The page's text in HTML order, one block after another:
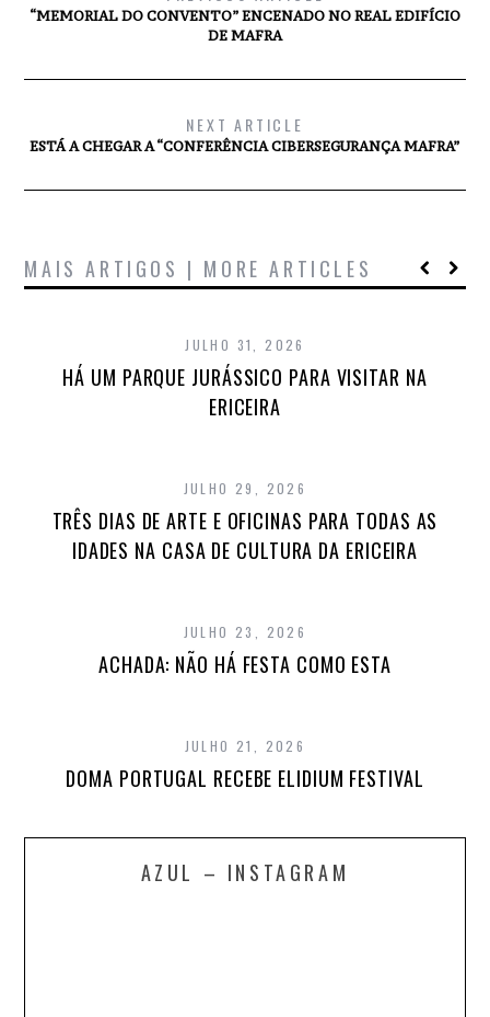
“MEMORIAL DO CONVENTO” ENCENADO NO REAL EDIFÍCIO
DE MAFRA
NEXT ARTICLE
ESTÁ A CHEGAR A “CONFERÊNCIA CIBERSEGURANÇA MAFRA”
MAIS ARTIGOS | MORE ARTICLES
JULHO 31, 2026
HÁ UM PARQUE JURÁSSICO PARA VISITAR NA
ERICEIRA
JULHO 29, 2026
TRÊS DIAS DE ARTE E OFICINAS PARA TODAS AS
IDADES NA CASA DE CULTURA DA ERICEIRA
JULHO 23, 2026
ACHADA: NÃO HÁ FESTA COMO ESTA
JULHO 21, 2026
DOMA PORTUGAL RECEBE ELIDIUM FESTIVAL
AZUL – INSTAGRAM